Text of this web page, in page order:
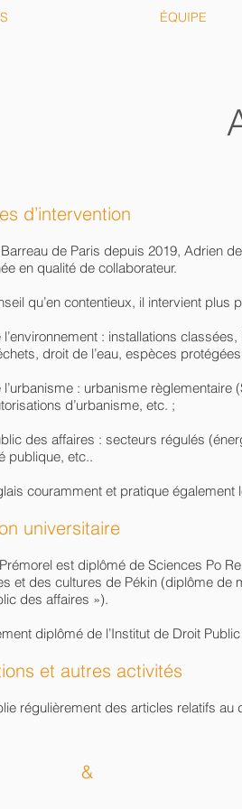
ÉQUIPE
d’intervention
de Paris depuis 2019, Adrien
en qualité de collaborateur.
qu’en contentieux, il intervient plus
: installations
droit de l’eau, espèces
: urbanisme règlementaire
d’urbanisme, etc. ;
des affaires : secteurs régulés
publique, etc..
couramment et pratique également
universitaire
est diplômé de Sciences Po
et des cultures de Pékin (diplôme de
des affaires »).
diplômé de l’Institut de Droit
et autres activités
régulièrement des articles relatifs au
&